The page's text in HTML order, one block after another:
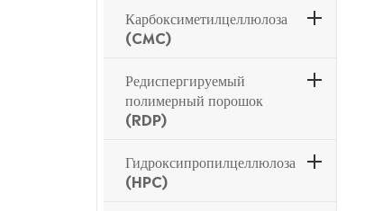
Карбоксиметилцеллюлоза
(CMC)
Редиспергируемый
полимерный порошок
(RDP)
Гидроксипропилцеллюлоза
(HPC)